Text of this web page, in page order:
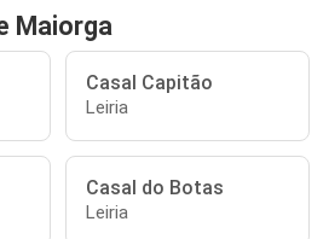
Maiorga
Casal Capitão
Leiria
Casal do Botas
Leiria